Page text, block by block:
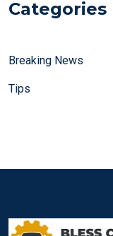
Categories
Breaking News
Tips